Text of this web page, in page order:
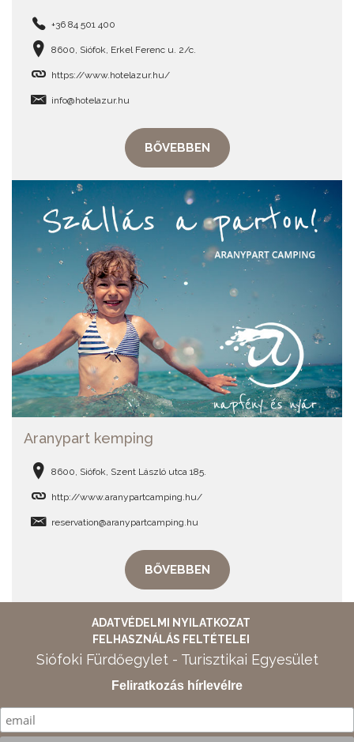
+36 84 501 400
8600, Siófok, Erkel Ferenc u. 2/c.
https://www.hotelazur.hu/
info@hotelazur.hu
BŐVEBBEN
Aranypart kemping
8600, Siófok, Szent László utca 185.
http://www.aranypartcamping.hu/
reservation@aranypartcamping.hu
BŐVEBBEN
ADATVÉDELMI NYILATKOZAT
FELHASZNÁLÁS FELTÉTELEI
Siófoki Fürdőegylet - Turisztikai Egyesület
Feliratkozás hírlevélre